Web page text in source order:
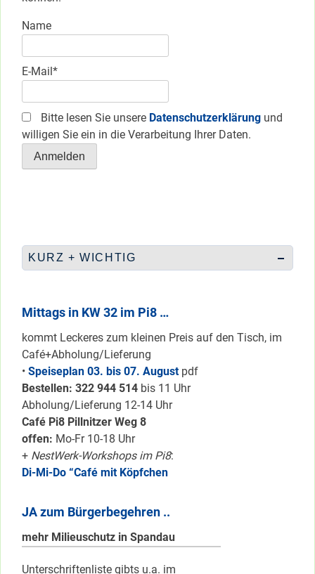
Name
E-Mail*
Bitte lesen Sie unsere Datenschutzerklärung und
willigen Sie ein in die Verarbeitung Ihrer Daten.
KURZ + WICHTIG
Mittags in KW 32 im Pi8 …
kommt Leckeres zum kleinen Preis auf den Tisch, im
Café+Abholung/Lieferung
• Speiseplan 03. bis 07. August pdf
Bestellen: 322 944 514 bis 11 Uhr
Abholung/Lieferung 12-14 Uhr
Café Pi8 Pillnitzer Weg 8
offen: Mo-Fr 10-18 Uhr
+ NestWerk-Workshops im Pi8:
Di-Mi-Do “Café mit Köpfchen
JA zum Bürgerbegehren ..
mehr Milieuschutz in Spandau
Unterschriftenliste gibts u.a. im